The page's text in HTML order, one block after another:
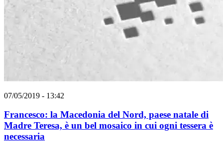
07/05/2019 - 13:42
Francesco: la Macedonia del Nord, paese natale di
Madre Teresa, è un bel mosaico in cui ogni tessera è
necessaria